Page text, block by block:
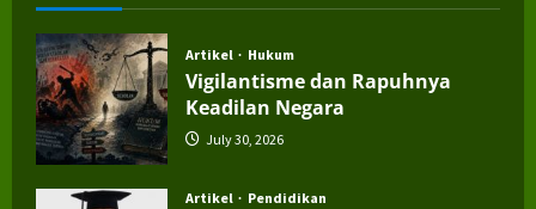
Artikel Hukum
Vigilantisme dan Rapuhnya
Keadilan Negara
July 30, 2026
Artikel Pendidikan